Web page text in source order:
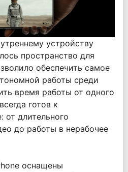
устройству
пространство для
обеспечить самое
работы среди
время работы от одного
готов к
от длительного
до работы в нерабочее
оснащены